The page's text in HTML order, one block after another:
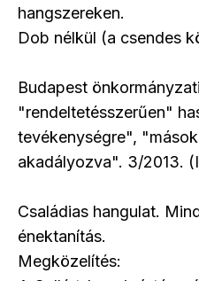
hangszereken.
Dob nélkül (a csendes
Budapest
"rendeltetésszerűen"
tevékenységre",
akadályozva". 3/2013.
Családias hangulat.
énektanítás.
Megközelítés: